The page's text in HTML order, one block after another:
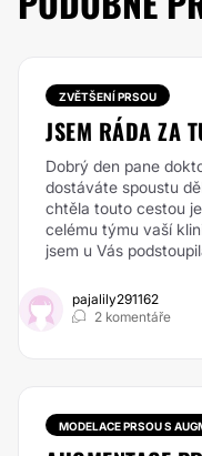
ZVĚTŠENÍ PRSOU
JSEM RÁDA ZA
Dobrý den pane
dostáváte spoustu
chtěla touto cestou
celému týmu vaší
jsem u Vás
pajalily291162
2 komentáře
MODELACE PRSOU S